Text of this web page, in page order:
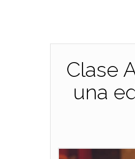
Clase
una